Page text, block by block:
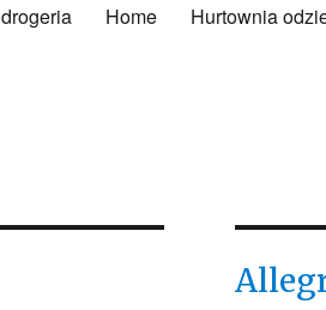
drogeria Home
Hurtownia